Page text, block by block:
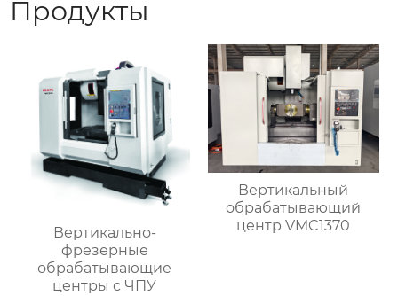
Продукты
Вертикально-
фрезерные
обрабатывающие
центры с ЧПУ
Вертикальный
обрабатывающий
центр VMC1370